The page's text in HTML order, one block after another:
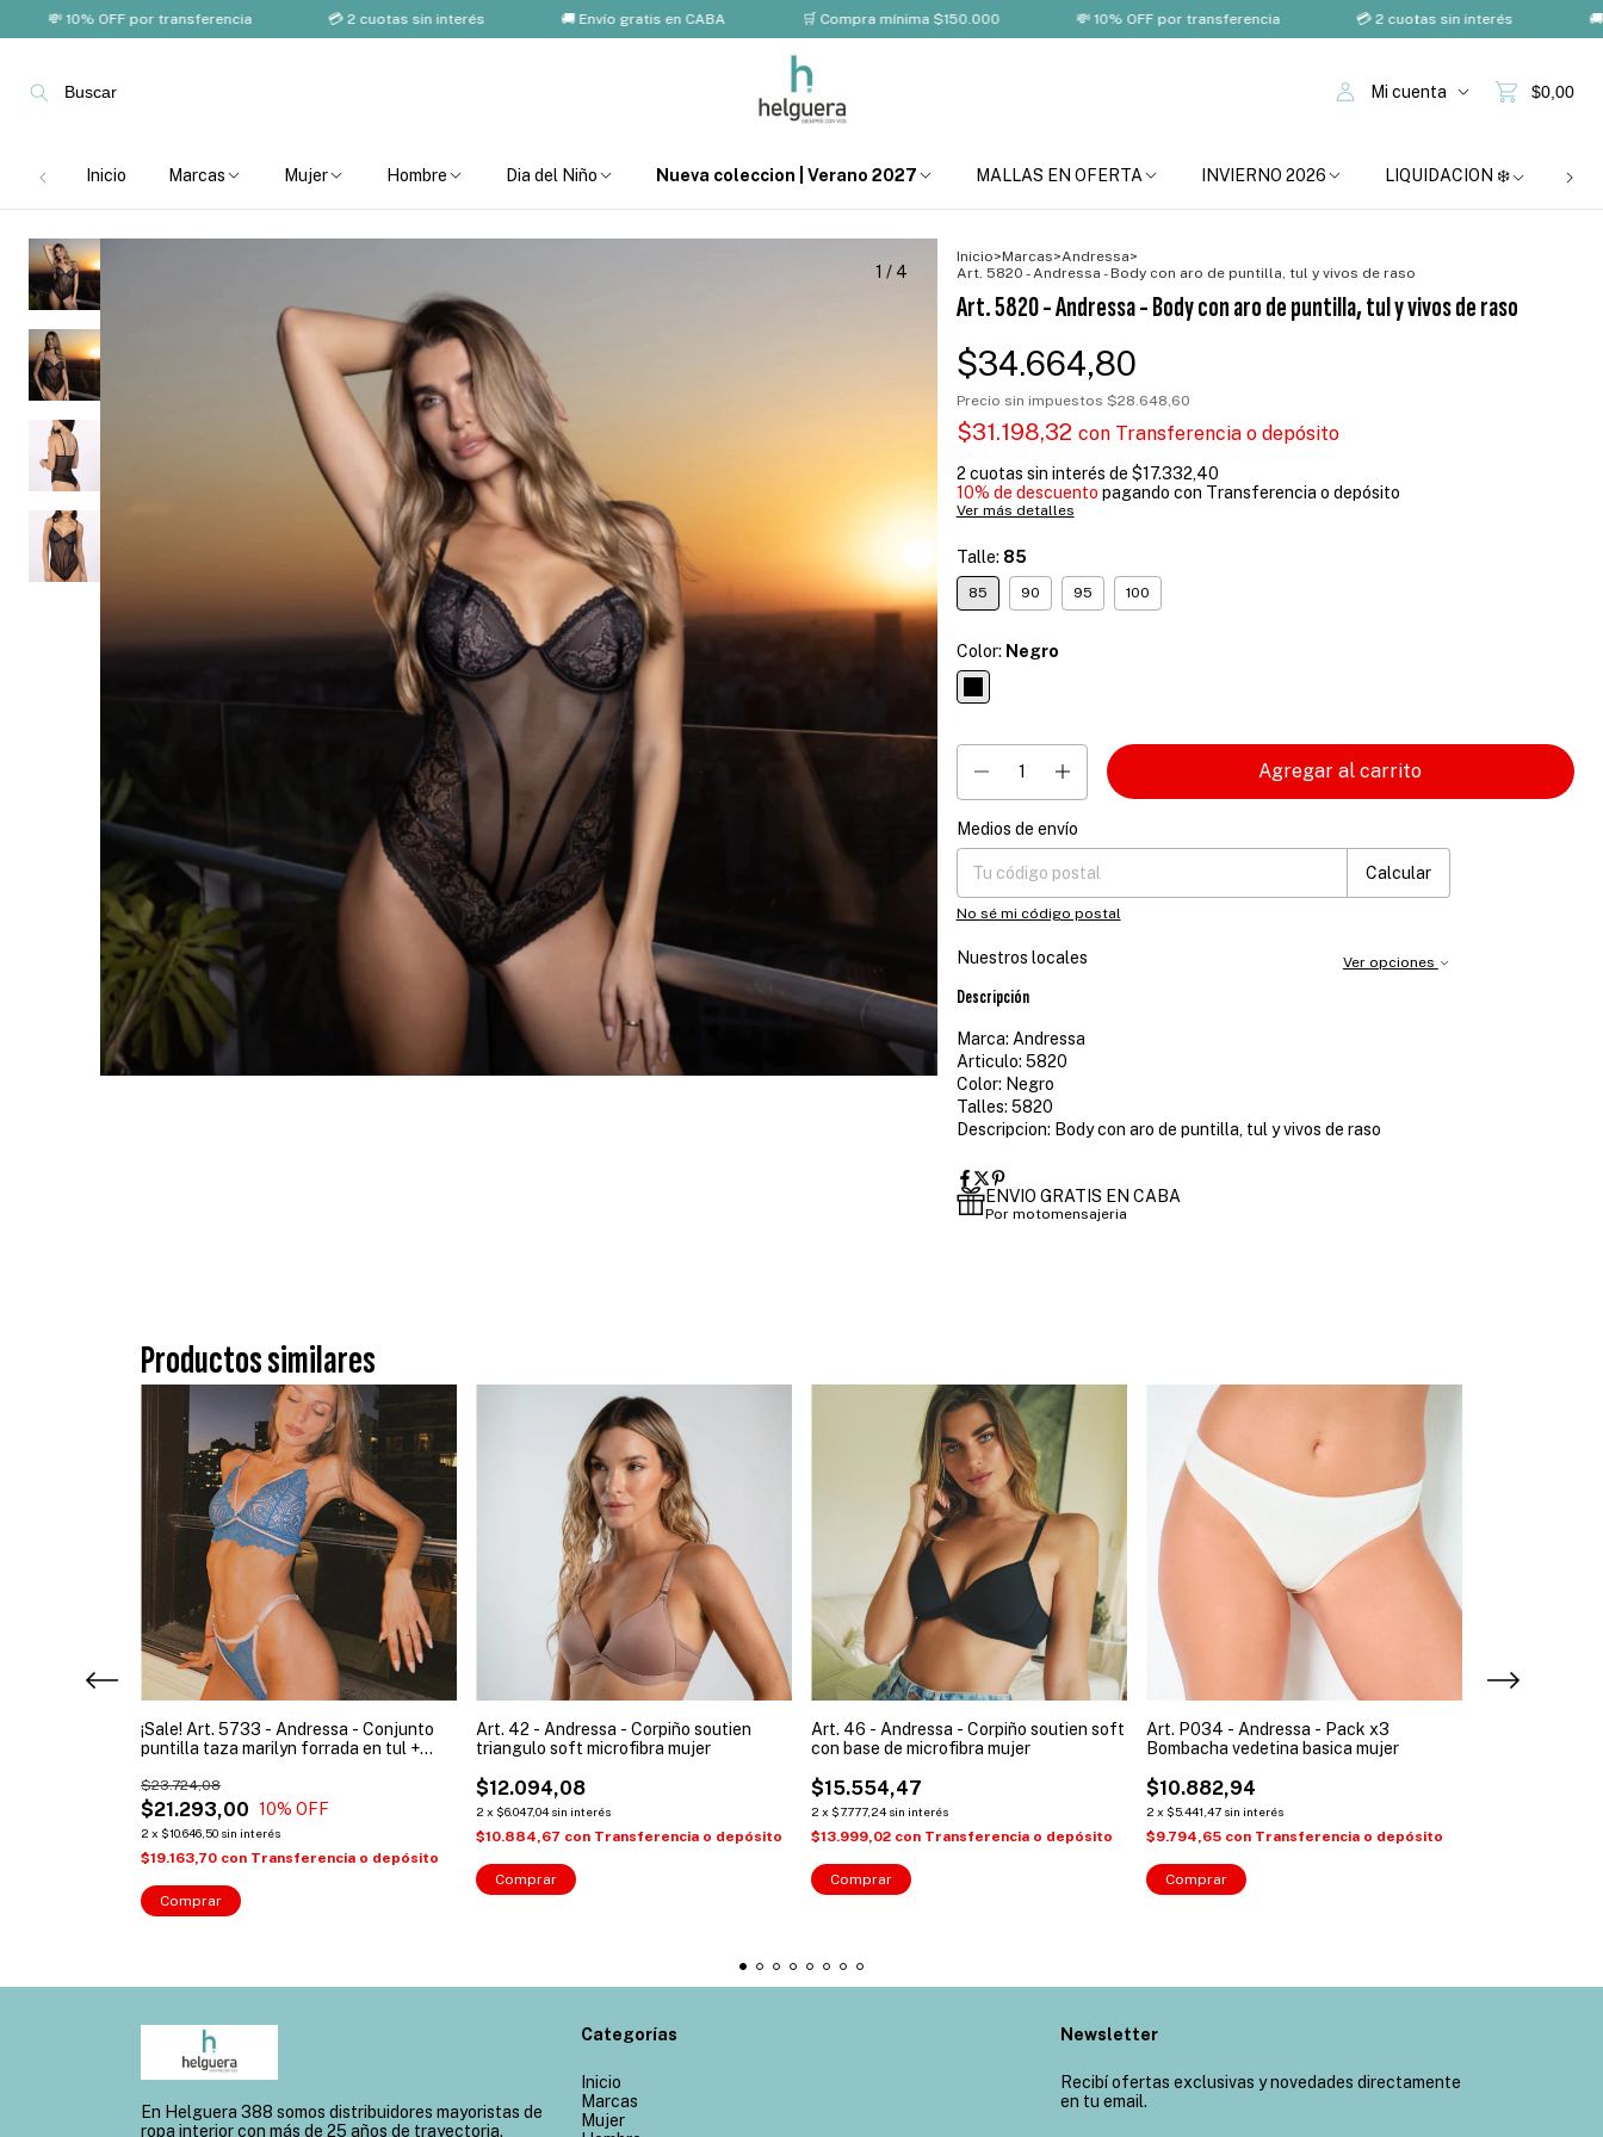
10% OFF por transferencia 💳 2 cuotas sin interés 🚚 Envío gratis en CABA 🛒 Compra mínima $150.000 💸 10% OFF por transferencia 💳 2 cuotas sin interés 🚚 Envío
Buscar Mi cuenta $0,00
Inicio Marcas Mujer Hombre Dia del Niño Nueva coleccion | Verano 2027 MALLAS EN OFERTA INVIERNO 2026 LIQUIDACION ❄️
1 / 4
Inicio>Marcas>Andressa>
Art. 5820 - Andressa - Body con aro de puntilla, tul y vivos de raso
Art. 5820 - Andressa - Body con aro de puntilla, tul y vivos de raso
$34.664,80
Precio sin impuestos $28.648,60
$31.198,32 con Transferencia o depósito
2 cuotas sin interés de $17.332,40
10% de descuento pagando con Transferencia o depósito
Ver más detalles
Talle: 85
85 90 95 100
Color: Negro
Entregas para el CP:
Medios de envío
Calcular
No sé mi código postal
Nuestros locales Ver opciones
Descripción
Marca: Andressa
Articulo: 5820
Color: Negro
Talles: 5820
Descripcion: Body con aro de puntilla, tul y vivos de raso
ENVIO GRATIS EN CABA
Por motomensajeria
Productos similares
¡Sale! Art. 5733 - Andressa - Conjunto
puntilla taza marilyn forrada en tul +
$21.293,00
$23.724,08
10% OFF
2 x $10.646,50 sin interés
$19.163,70 con Transferencia o depósito
Comprar
Art. 42 - Andressa - Corpiño soutien
triangulo soft microfibra mujer
$12.094,08
2 x $6.047,04 sin interés
$10.884,67 con Transferencia o depósito
Comprar
Art. 46 - Andressa - Corpiño soutien soft
con base de microfibra mujer
$15.554,47
2 x $7.777,24 sin interés
$13.999,02 con Transferencia o depósito
Comprar
Art. P034 - Andressa - Pack x3
Bombacha vedetina basica mujer
$10.882,94
2 x $5.441,47 sin interés
$9.794,65 con Transferencia o depósito
Comprar
En Helguera 388 somos distribuidores mayoristas de
ropa interior con más de 25 años de trayectoria.
Categorías
Inicio
Marcas
Mujer
Newsletter
Recibí ofertas exclusivas y novedades directamente
en tu email.